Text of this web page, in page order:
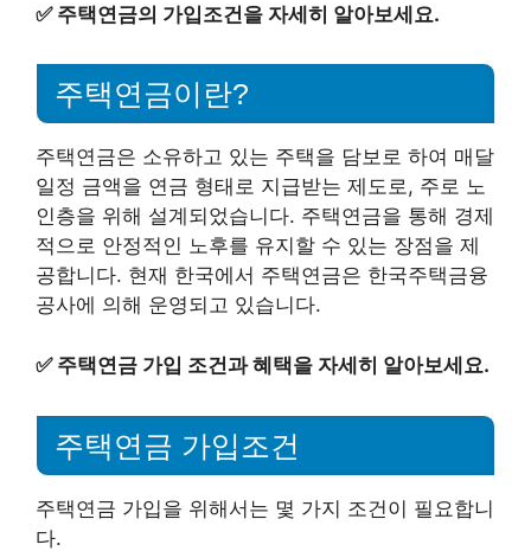
✅ 주택연금의 가입조건을 자세히 알아보세요.
주택연금이란?
주택연금은 소유하고 있는 주택을 담보로 하여 매달
일정 금액을 연금 형태로 지급받는 제도로, 주로 노
인층을 위해 설계되었습니다. 주택연금을 통해 경제
적으로 안정적인 노후를 유지할 수 있는 장점을 제
공합니다. 현재 한국에서 주택연금은 한국주택금융
공사에 의해 운영되고 있습니다.
✅ 주택연금 가입 조건과 혜택을 자세히 알아보세요.
주택연금 가입조건
주택연금 가입을 위해서는 몇 가지 조건이 필요합니
다.